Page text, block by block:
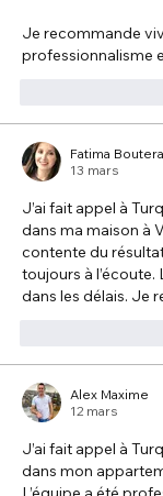
Je recommande
professionnalisme
Fatima
13 mars
J’ai fait appel à
dans ma maison à
contente du
toujours à
dans les délais. Je
Alex Maxime
12 mars
J’ai fait appel à
dans mon